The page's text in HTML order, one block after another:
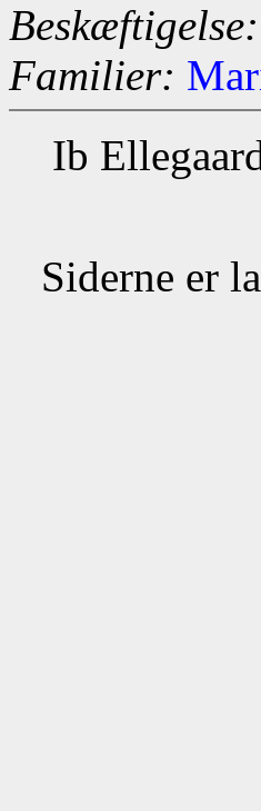
Beskæftigelse:
Familier:
Ib
Siderne er